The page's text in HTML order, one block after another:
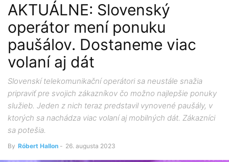
AKTUÁLNE: Slovenský
operátor mení ponuku
paušálov. Dostaneme viac
volaní aj dát
Slovenskí telekomunikační operátori sa neustále snažia
pripraviť pre svojich zákazníkov čo možno najlepšie ponuky
služieb. Jeden z nich teraz predstavil vynovené paušály, v
ktorých sa nachádza viac volaní aj mobilných dát. Zákazníci
sa potešia.
By Róbert Hallon - 26. augusta 2023